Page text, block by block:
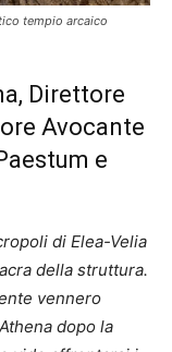
tempio arcaico
Direttore
Avocante
e
di Elea-Velia
della struttura.
vennero
dopo la